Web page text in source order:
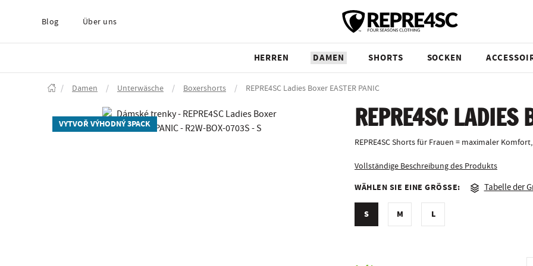
Blog Über uns
HERREN DAMEN SHORTS SOCKEN
/ Damen / Unterwäsche / Boxershorts / REPRE4SC Ladies Boxer EASTER PANIC
VYTVOŘ VÝHODNÝ 3PACK REPRE4SC LADIES
REPRE4SC Shorts für Frauen = maximaler
Vollständige Beschreibung des Produkts
WÄHLEN SIE EINE GRÖSSE: Tabelle der
S M L